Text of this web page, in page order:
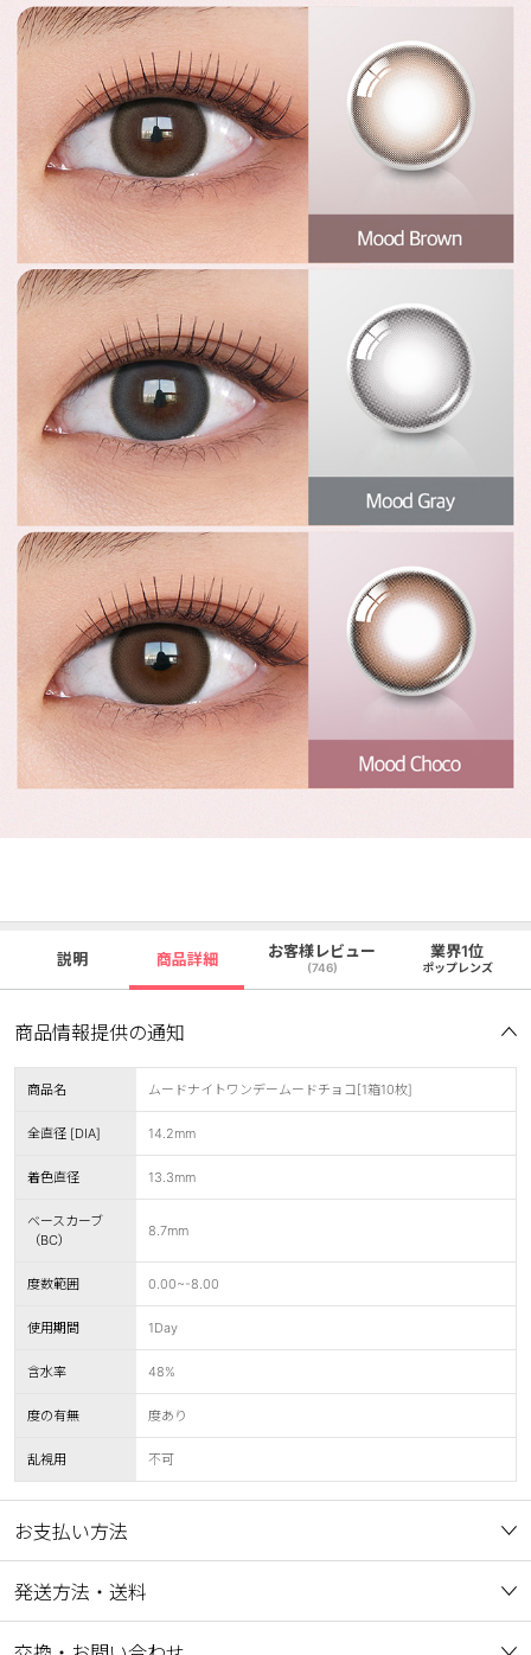
説明 商品詳細 お客様レビュー
(746)
業界1位
ポップレンズ
商品情報提供の通知
商品名 ムードナイトワンデームードチョコ[1箱10枚]
全直径 [DIA] 14.2mm
着色直径 13.3mm
ベースカーブ
（BC）
8.7mm
度数範囲 0.00~-8.00
使用期間 1Day
含水率 48%
度の有無 度あり
乱視用 不可
お支払い方法
発送方法・送料